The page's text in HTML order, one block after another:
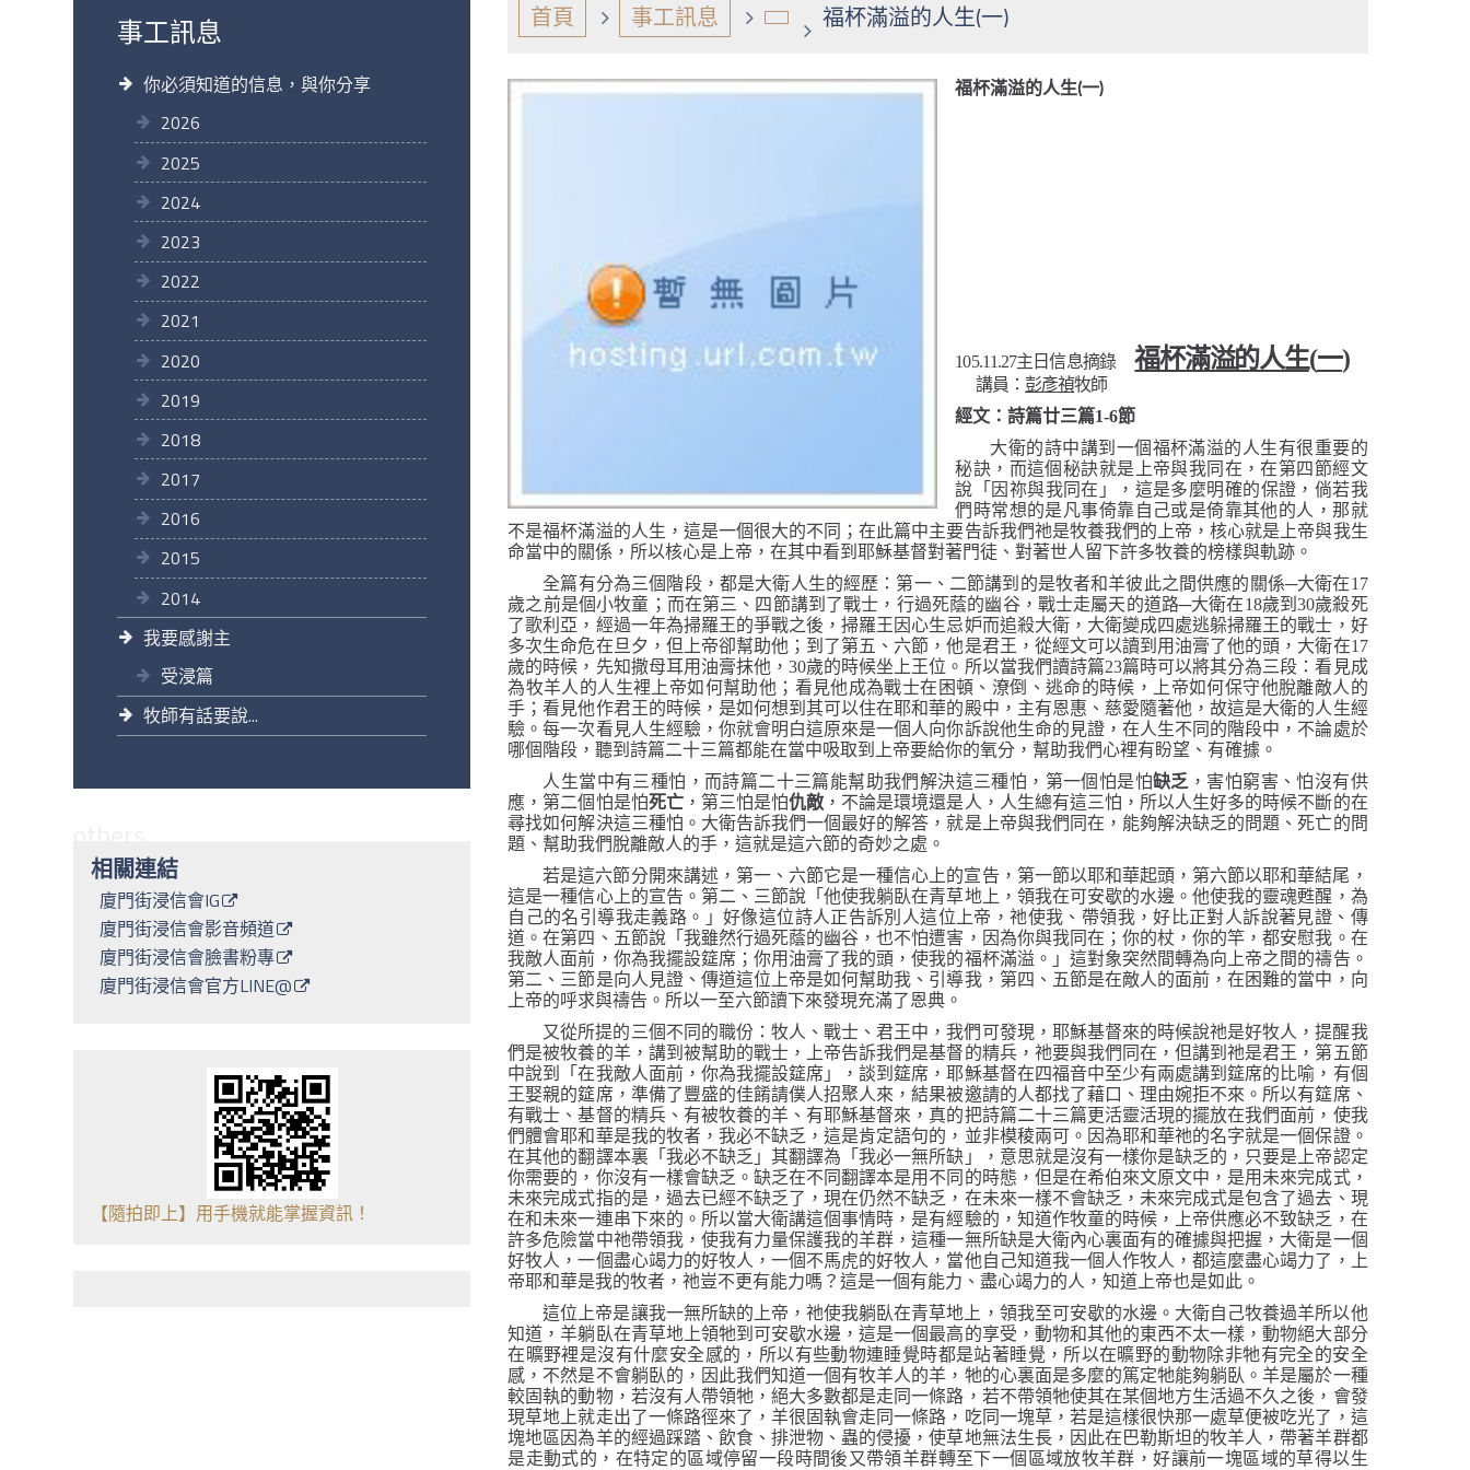
事工訊息
你必須知道的信息，與你分享
2026
2025
2024
2023
2022
2021
2020
2019
2018
2017
2016
2015
2014
我要感謝主
受浸篇
牧師有話要說...
相關連結
廈門街浸信會IG
廈門街浸信會影音頻道
廈門街浸信會臉書粉專
廈門街浸信會官方LINE@
【隨拍即上】用手機就能掌握資訊！
首頁 事工訊息 福杯滿溢的人生(一)
福杯滿溢的人生(一)
105.11.27主日信息摘錄 福杯滿溢的人生(一)
講員：彭彥禎牧師
經文：詩篇廿三篇1-6節
大衛的詩中講到一個福杯滿溢的人生有很重要的
秘訣，而這個秘訣就是上帝與我同在，在第四節經文
說 「因祢與我同在 」
，這是多麼明確的保證，倘若我
們時常想的是凡事倚靠自己或是倚靠其他的人，那就
不是福杯滿溢的人生，這是一個很大的不同 ；在此篇中主要告訴我們祂是牧養我們的上帝，核心就是上帝與我生
命當中的關係，所以核心是上帝，在其中看到耶穌基督對著門徒、對著世人留下許多牧養的榜樣與軌跡。
全篇有分為三個階段，都是大衛人生的經歷：第一、二節講到的是牧者和羊彼此之間供應的關係─大衛在17
歲之前是個小牧童；而在第三、四節講到了戰士，行過死蔭的幽谷，戰士走屬天的道路─大衛在18歲到30歲殺死
了歌利亞，經過一年為掃羅王的爭戰之後，掃羅王因心生忌妒而追殺大衛，大衛變成四處逃躲掃羅王的戰士，好
多次生命危在旦夕，但上帝卻幫助他；到了第五、六節，他是君王，從經文可以讀到用油膏了他的頭，大衛在17
歲的時候，先知撒母耳用油膏抹他，30歲的時候坐上王位。所以當我們讀詩篇23篇時可以將其分為三段：看見成
為牧羊人的人生裡上帝如何幫助他；看見他成為戰士在困頓、潦倒、逃命的時候，上帝如何保守他脫離敵人的
手；看見他作君王的時候，是如何想到其可以住在耶和華的殿中，主有恩惠、慈愛隨著他，故這是大衛的人生經
驗。每一次看見人生經驗，你就會明白這原來是一個人向你訴說他生命的見證，在人生不同的階段中，不論處於
哪個階段，聽到詩篇二十三篇都能在當中吸取到上帝要給你的氧分，幫助我們心裡有盼望、有確據。
人生當中有三種怕，而詩篇二十三篇能幫助我們解決這三種怕，第一個怕是怕缺乏 ，害怕窮害、怕沒有供
應，第二個怕是怕死亡，第三怕是怕仇敵 ，不論是環境還是人，人生總有這三怕，所以人生好多的時候不斷的在
尋找如何解決這三種怕。大衛告訴我們一個最好的解答，就是上帝與我們同在，能夠解決缺乏的問題、死亡的問
題、幫助我們脫離敵人的手，這就是這六節的奇妙之處。
若是這六節分開來講述，第一、六節它是一種信心上的宣告，第一節以耶和華起頭，第六節以耶和華結尾，
這是一種信心上的宣告。第二、三節說「他使我躺臥在青草地上，領我在可安歇的水邊。他使我的靈魂甦醒，為
自己的名引導我走義路。」 好像這位詩人正告訴別人這位上帝，祂使我、帶領我，好比正對人訴說著見證、傳
道。在第四、五節說「我雖然行過死蔭的幽谷，也不怕遭害，因為你與我同在；你的杖，你的竿，都安慰我。在
我敵人面前，你為我擺設筵席；你用油膏了我的頭，使我的福杯滿溢。 」這對象突然間轉為向上帝之間的禱告。
第二、三節是向人見證、傳道這位上帝是如何幫助我、引導我，第四、五節是在敵人的面前，在困難的當中，向
上帝的呼求與禱告。所以一至六節讀下來發現充滿了恩典。
又從所提的三個不同的職份：牧人、戰士、君王中，我們可發現，耶穌基督來的時候說祂是好牧人，提醒我
們是被牧養的羊，講到被幫助的戰士，上帝告訴我們是基督的精兵，祂要與我們同在，但講到祂是君王，第五節
中說到「在我敵人面前，你為我擺設筵席 」，談到筵席，耶穌基督在四福音中至少有兩處講到筵席的比喻，有個
王娶親的筵席，準備了豐盛的佳餚請僕人招聚人來，結果被邀請的人都找了藉口、理由婉拒不來。所以有筵席、
有戰士、基督的精兵、有被牧養的羊、有耶穌基督來，真的把詩篇二十三篇更活靈活現的擺放在我們面前，使我
們體會耶和華是我的牧者，我必不缺乏，這是肯定語句的，並非模稜兩可。因為耶和華祂的名字就是一個保證。
在其他的翻譯本裏「我必不缺乏」 其翻譯為 「我必一無所缺」
，意思就是沒有一樣你是缺乏的，只要是上帝認定
你需要的，你沒有一樣會缺乏。缺乏在不同翻譯本是用不同的時態，但是在希伯來文原文中，是用未來完成式，
未來完成式指的是，過去已經不缺乏了，現在仍然不缺乏，在未來一樣不會缺乏，未來完成式是包含了過去、現
在和未來一連串下來的。所以當大衛講這個事情時，是有經驗的，知道作牧童的時候，上帝供應必不致缺乏，在
許多危險當中祂帶領我，使我有力量保護我的羊群，這種一無所缺是大衛內心裏面有的確據與把握，大衛是一個
好牧人，一個盡心竭力的好牧人，一個不馬虎的好牧人，當他自己知道我一個人作牧人，都這麼盡心竭力了，上
帝耶和華是我的牧者，祂豈不更有能力嗎？這是一個有能力、盡心竭力的人，知道上帝也是如此。
這位上帝是讓我一無所缺的上帝，祂使我躺臥在青草地上，領我至可安歇的水邊。大衛自己牧養過羊所以他
知道，羊躺臥在青草地上領牠到可安歇水邊，這是一個最高的享受，動物和其他的東西不太一樣，動物絕大部分
在曠野裡是沒有什麼安全感的，所以有些動物連睡覺時都是站著睡覺，所以在曠野的動物除非牠有完全的安全
感，不然是不會躺臥的，因此我們知道一個有牧羊人的羊，牠的心裏面是多麼的篤定牠能夠躺臥。羊是屬於一種
較固執的動物，若沒有人帶領牠，絕大多數都是走同一條路，若不帶領牠使其在某個地方生活過不久之後，會發
現草地上就走出了一條路徑來了，羊很固執會走同一條路，吃同一塊草，若是這樣很快那一處草便被吃光了，這
塊地區因為羊的經過踩踏、飲食、排泄物、蟲的侵擾，使草地無法生長，因此在巴勒斯坦的牧羊人，帶著羊群都
是走動式的，在特定的區域停留一段時間後又帶領羊群轉至下一個區域放牧羊群，好讓前一塊區域的草得以生